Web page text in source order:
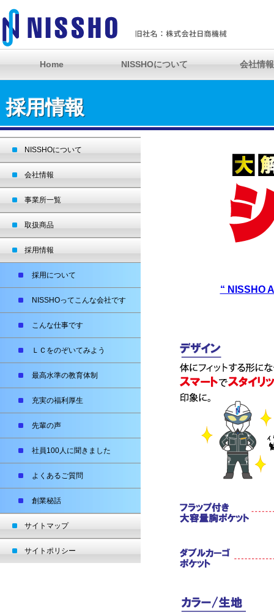
Home NISSHOについて 会社情報
採用情報
NISSHOについて
会社情報
事業所一覧
取扱商品
採用情報
採用について
NISSHOってこんな会社です
こんな仕事です
ＬＣをのぞいてみよう
最高水準の教育体制
充実の福利厚生
先輩の声
社員100人に聞きました
よくあるご質問
創業秘話
サイトマップ
サイトポリシー
“ NISSHO